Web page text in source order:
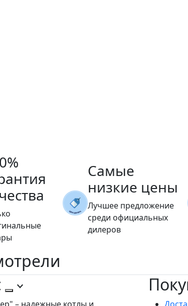
Самые
низкие цены
Лучшее предложение
среди официальных
дилеров